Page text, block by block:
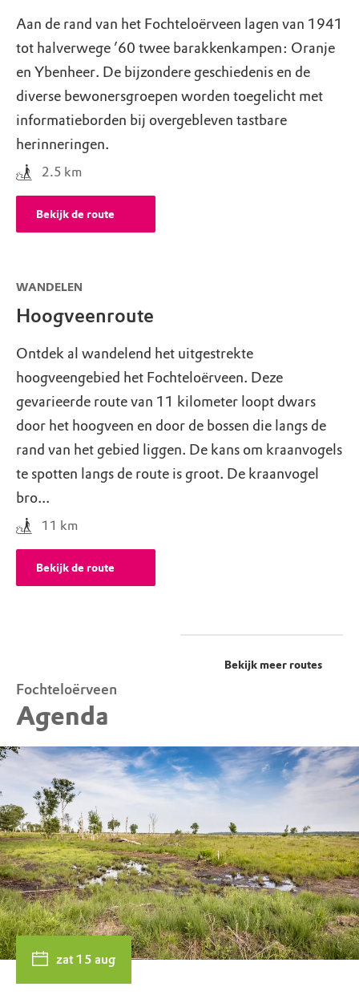
Aan de rand van het Fochteloërveen lagen van 1941
tot halverwege ’60 twee barakkenkampen: Oranje
en Ybenheer. De bijzondere geschiedenis en de
diverse bewonersgroepen worden toegelicht met
informatieborden bij overgebleven tastbare
herinneringen.
2.5 km
Bekijk de route
WANDELEN
Hoogveenroute
Ontdek al wandelend het uitgestrekte
hoogveengebied het Fochteloërveen. Deze
gevarieerde route van 11 kilometer loopt dwars
door het hoogveen en door de bossen die langs de
rand van het gebied liggen. De kans om kraanvogels
te spotten langs de route is groot. De kraanvogel
bro...
11 km
Bekijk de route
Bekijk meer routes
Fochteloërveen
Agenda
zat 15 aug